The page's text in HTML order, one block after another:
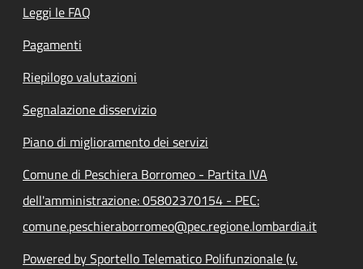
Leggi le FAQ
Pagamenti
Riepilogo valutazioni
Segnalazione disservizio
Piano di miglioramento dei servizi
Comune di Peschiera Borromeo - Partita IVA
dell'amministrazione: 05802370154 - PEC:
comune.peschieraborromeo@pec.regione.lombardia.it
Powered by Sportello Telematico Polifunzionale (v.